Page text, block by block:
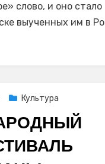
слово, и оно стало
выученных им в
Культура